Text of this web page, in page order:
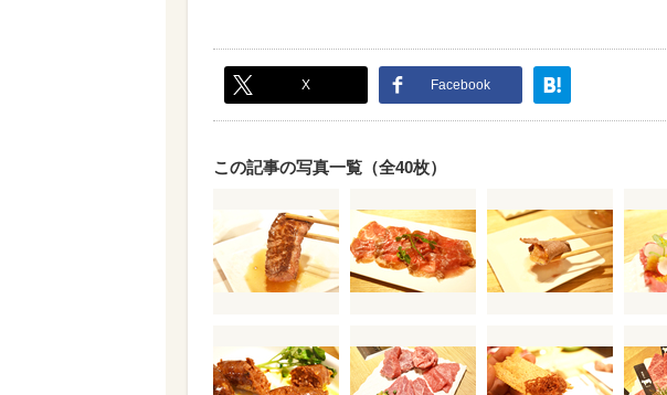
X Facebook
この記事の写真一覧（全40枚）